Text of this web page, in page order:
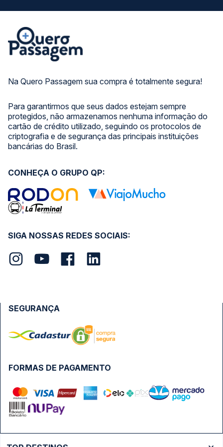
Na Quero Passagem sua compra é totalmente segura!
Para garantirmos que seus dados estejam sempre
protegidos, não armazenamos nenhuma informação do
cartão de crédito utilizado, seguindo os protocolos de
criptografia e de segurança das principais instituições
bancárias do Brasil.
SIGA NOSSAS REDES SOCIAIS:
CONHEÇA O GRUPO QP:
FORMAS DE PAGAMENTO
SEGURANÇA